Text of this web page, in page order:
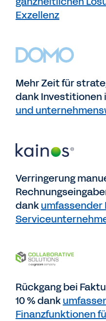
Exzellenz
Mehr Zeit für
dank Investitionen
und
Verringerung
dankumfassender
Rückgang bei
10 % dank
Finanzfunktionen